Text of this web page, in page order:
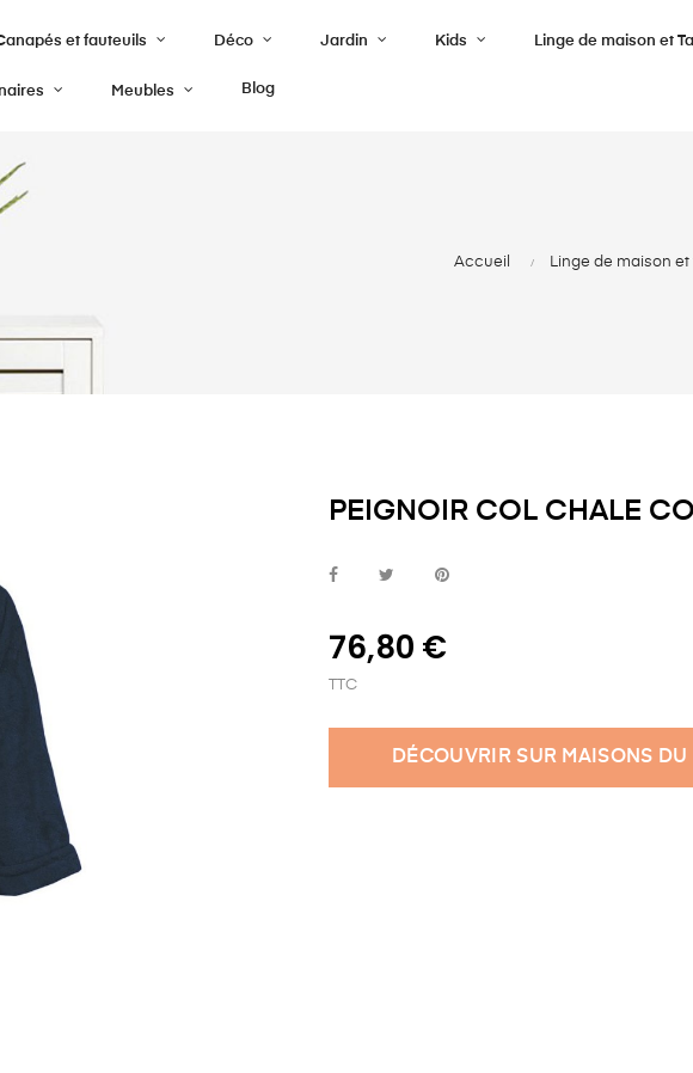
et fauteuils Déco Jardin Kids Linge de maison et
Meubles Blog
Accueil Linge de maison et
PEIGNOIR COL CHALE
76,80 €
TTC
DÉCOUVRIR SUR MAISONS DU